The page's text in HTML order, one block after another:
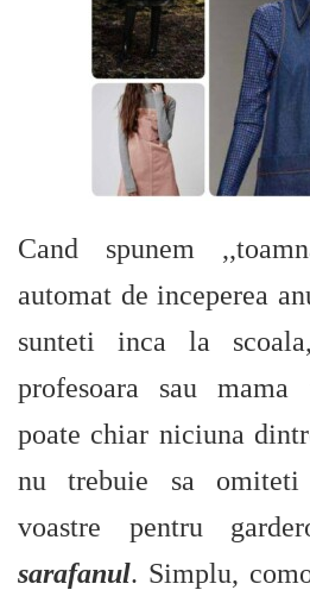
Cand spunem
automat de inceperea
sunteti inca la
profesoara sau
poate chiar niciuna
nu trebuie sa
voastre pentru
sarafanul. Simplu,